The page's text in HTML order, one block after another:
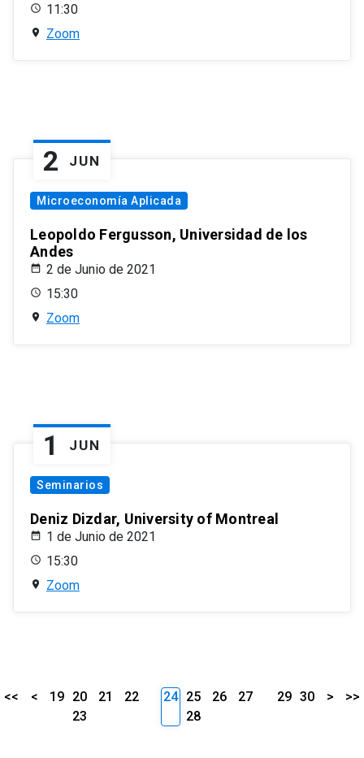
11:30
Zoom
2 JUN
Microeconomía Aplicada
Leopoldo Fergusson, Universidad de los
Andes
2 de Junio de 2021
15:30
Zoom
1 JUN
Seminarios
Deniz Dizdar, University of Montreal
1 de Junio de 2021
15:30
Zoom
<< < 19 20 21
22
23
24 25 26
27
28
29 30 > >>